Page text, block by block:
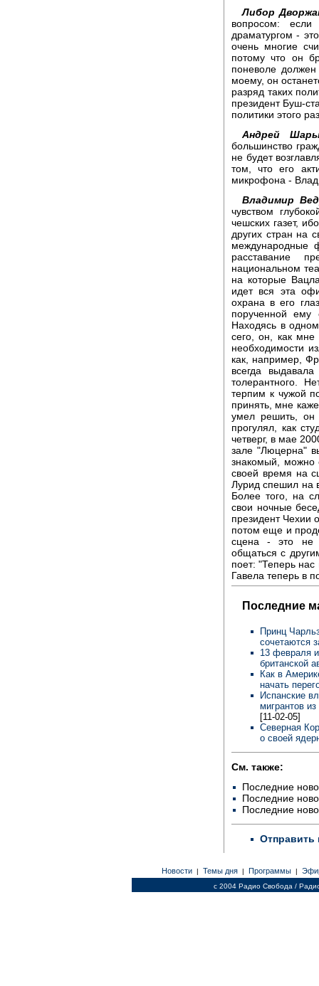
Либор
вопросом: если
драматургом -
очень многие
потому что он
поневоле
моему, он
разряд таких
президент Буш-
политики этого
Андрей
большинство
не будет
том, что его
микрофона -
Владимир
чувством
чешских газет,
других стран на
международные
расставание
национальном
на которые
идет вся эта
охрана в его
порученной ему
Находясь в
сего, он, как мне
необходимости
как, например,
всегда
толерантного.
терпим к чужой
принять, мне
умел решить,
прогулял, как
четверг, в мае
зале "Люцерна"
знакомый, можно
своей время на
Лурид спешил на
Более того, на
свои ночные
президент Чехии
потом еще и
сцена - это не
общаться с
поет: "Теперь
Гавела теперь в
Последние
Принц
сочетаются
13 февраля
британской
Как в
начать
Испанские
мигрантов
[11-02-05]
Северная
о своей
См. также:
Последние
Последние
Последние
Отправить
Новости | Темы дня | Программы |
c 2004 Радио Свобода /